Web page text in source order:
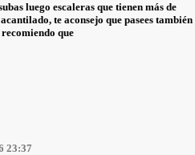
luego escaleras que tienen más de
te aconsejo que pasees también
que
23:37